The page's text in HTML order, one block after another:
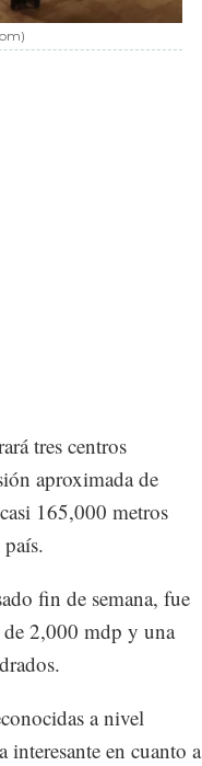
)
tres centros
aproximada de
165,000 metros
fin de semana, fue
2,000 mdp y una
a nivel
en cuanto a